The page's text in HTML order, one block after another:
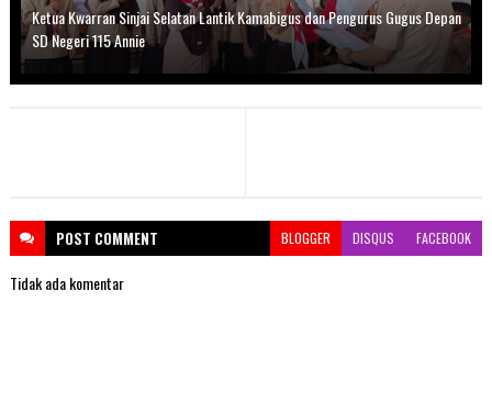
Ketua Kwarran Sinjai Selatan Lantik Kamabigus dan Pengurus Gugus Depan
SD Negeri 115 Annie
POST COMMENT BLOGGER DISQUS FACEBOOK
Tidak ada komentar